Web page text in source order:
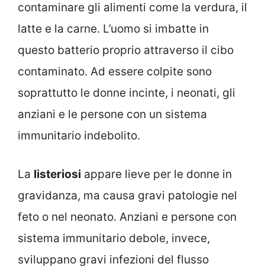
contaminare gli alimenti come la verdura, il
latte e la carne. L’uomo si imbatte in
questo batterio proprio attraverso il cibo
contaminato. Ad essere colpite sono
soprattutto le donne incinte, i neonati, gli
anziani e le persone con un sistema
immunitario indebolito.
La listeriosi appare lieve per le donne in
gravidanza, ma causa gravi patologie nel
feto o nel neonato. Anziani e persone con
sistema immunitario debole, invece,
sviluppano gravi infezioni del flusso